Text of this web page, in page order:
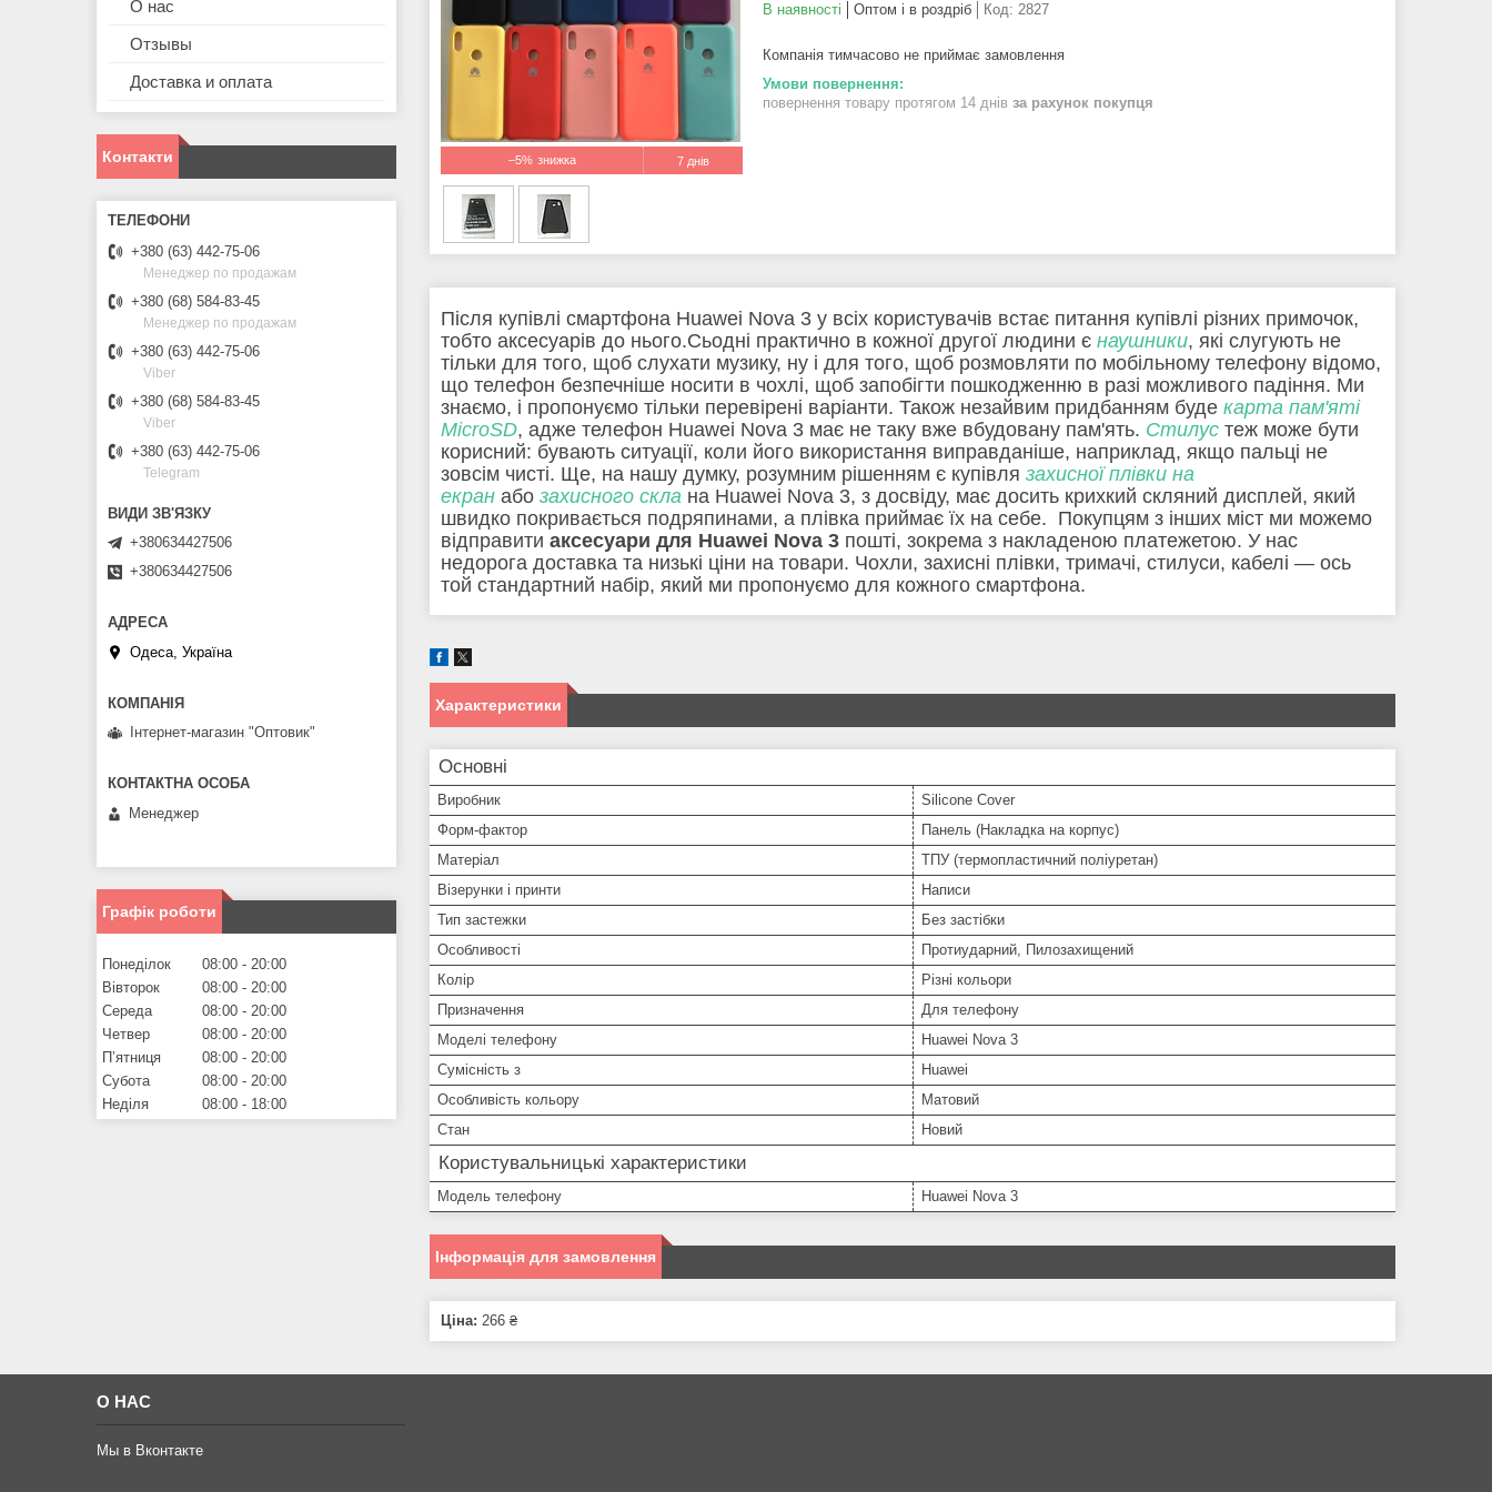
–5% 7 днів
В наявності Оптом і в роздріб Код: 2827
Компанія тимчасово не приймає замовлення
повернення товару протягом 14 днів за рахунок покупця
Після купівлі смартфона Huawei Nova 3 у всіх користувачів встає питання купівлі різних примочок,
тобто аксесуарів до нього.Сьодні практично в кожної другої людини є наушники, які слугують не
тільки для того, щоб слухати музику, ну і для того, щоб розмовляти по мобільному телефону відомо,
що телефон безпечніше носити в чохлі, щоб запобігти пошкодженню в разі можливого падіння. Ми
знаємо, і пропонуємо тільки перевірені варіанти. Також незайвим придбанням буде карта пам'яті
MicroSD, адже телефон Huawei Nova 3 має не таку вже вбудовану пам'ять. Стилус теж може бути
корисний: бувають ситуації, коли його використання виправданіше, наприклад, якщо пальці не
зовсім чисті. Ще, на нашу думку, розумним рішенням є купівля захисної плівки на
екран або захисного скла на Huawei Nova 3, з досвіду, має досить крихкий скляний дисплей, який
швидко покривається подряпинами, а плівка приймає їх на себе. Покупцям з інших міст ми можемо
відправити аксесуари для Huawei Nova 3 пошті, зокрема з накладеною платежетою. У нас
недорога доставка та низькі ціни на товари. Чохли, захисні плівки, тримачі, стилуси, кабелі — ось
той стандартний набір, який ми пропонуємо для кожного смартфона.
Характеристики
Основні
Виробник
Silicone Cover
Форм-фактор
Панель (Накладка на корпус)
Матеріал
ТПУ (термопластичний поліуретан)
Візерунки і принти
Написи
Тип застежки
Без застібки
Особливості
Протиударний, Пилозахищений
Колір
Різні кольори
Призначення
Для телефону
Моделі телефону
Huawei Nova 3
Сумісність з
Huawei
Особливість кольору
Матовий
Стан
Новий
Користувальницькі характеристики
Модель телефону Huawei Nova 3
Інформація для замовлення
Ціна: 266 ₴
О нас
Отзывы
Доставка и оплата
Контакти
+380 (63) 442-75-06
Менеджер по продажам
+380 (68) 584-83-45
Менеджер по продажам
+380 (63) 442-75-06
Viber
+380 (68) 584-83-45
Viber
+380 (63) 442-75-06
Telegram
+380634427506
+380634427506
Одеса, Україна
Інтернет-магазин "Оптовик"
Менеджер
Графік роботи
Понеділок 08:00
20:00
Вівторок
08:00
20:00
Середа
08:00
20:00
Четвер
08:00
20:00
Пʼятниця
08:00
20:00
Субота
08:00
20:00
Неділя
08:00 18:00
О НАС
Мы в Вконтакте